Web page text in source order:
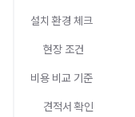
설치 환경 체크
현장 조건
비용 비교 기준
견적서 확인